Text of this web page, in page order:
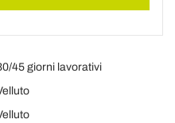
45 giorni lavorativi